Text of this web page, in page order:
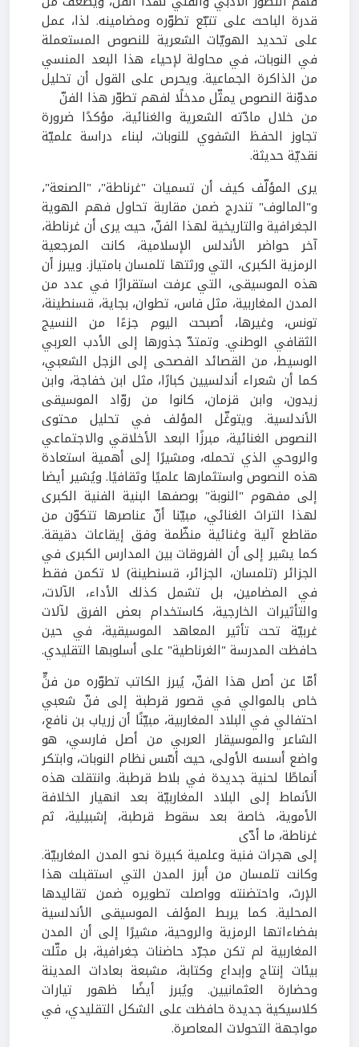
قدرة الباحث على تتبّع تطوّره ومضامينه. لذا، عمل
على تحديد الهويّات الشعرية للنصوص المستعملة
في النوبات، في محاولة لإحياء هذا البعد المنسي
من الذاكرة الجماعية. ويحرص على القول أن تحليل
مدوّنة النصوص يمثّل مدخلًا لفهم تطوّر هذا الفنّ
من خلال مادّته الشعرية والغنائية، مؤكدًا ضرورة
تجاوز الحفظ الشفوي للنوبات، لبناء دراسة علميّة
نقديّة حديثة.
يرى المؤلّف كيف أن تسميات "غرناطة"، "الصنعة"،
و"المالوف" تندرج ضمن مقاربة تحاول فهم الهوية
الجغرافية والتاريخية لهذا الفنّ، حيث يرى أن غرناطة،
آخر حواضر الأندلس الإسلامية، كانت المرجعية
الرمزية الكبرى، التي ورثتها تلمسان بامتياز. ويبرز أن
هذه الموسيقى، التي عرفت استقرارًا في عدد من
المدن المغاربية، مثل فاس، تطوان، بجاية، قسنطينة،
تونس، وغيرها، أصبحت اليوم جزءًا من النسيج
الثقافي الوطني. وتمتدّ جذورها إلى الأدب العربي
الوسيط، من القصائد الفصحى إلى الزجل الشعبي،
كما أن شعراء أندلسيين كبارًا، مثل ابن خفاجة، وابن
زيدون، وابن قزمان، كانوا من روّاد الموسيقى
الأندلسية. ويتوغّل المؤلف في تحليل محتوى
النصوص الغنائية، مبرزًا البعد الأخلاقي والاجتماعي
والروحي الذي تحمله، ومشيرًا إلى أهمية استعادة
هذه النصوص واستثمارها علميًا وثقافيًا.ويُشير أيضا
إلى مفهوم "النوبة" بوصفها البنية الفنية الكبرى
لهذا التراث الغنائي، مبيّنا أنّ عناصرها تتكوّن من
مقاطع آلية وغنائية منظّمة وفق إيقاعات دقيقة.
كما يشير إلى أن الفروقات بين المدارس الكبرى في
الجزائر (تلمسان، الجزائر، قسنطينة) لا تكمن فقط
في المضامين، بل تشمل كذلك الأداء، الآلات،
والتأثيرات الخارجية، كاستخدام بعض الفرق لآلات
غربيّة تحت تأثير المعاهد الموسيقية، في حين
حافظت المدرسة "الغرناطية" على أسلوبها التقليدي.
أمّا عن أصل هذا الفنّ، يُبرز الكاتب تطوّره من فنٍّ
خاص بالموالي في قصور قرطبة إلى فنّ شعبي
احتفالي في البلاد المغاربية، مبيّنًا أن زرياب بن نافع،
الشاعر والموسيقار العربي من أصل فارسي، هو
واضع أسسه الأولى، حيث أسّس نظام النوبات، وابتكر
أنماطًا لحنية جديدة في بلاط قرطبة. وانتقلت هذه
الأنماط إلى البلاد المغاربيّة بعد انهيار الخلافة
الأموية، خاصة بعد سقوط قرطبة، إشبيلية، ثم
غرناطة، ما أدّى
إلى هجرات فنية وعلمية كبيرة نحو المدن المغاربيّة.
وكانت تلمسان من أبرز المدن التي استقبلت هذا
الإرث، واحتضنته وواصلت تطويره ضمن تقاليدها
المحلية. كما يربط المؤلف الموسيقى الأندلسية
بفضاءاتها الرمزية والروحية، مشيرًا إلى أن المدن
المغاربية لم تكن مجرّد حاضنات جغرافية، بل مثّلت
بيئات إنتاج وإبداع وكتابة، مشبعة بعادات المدينة
وحضارة العثمانيين. ويُبرز أيضًا ظهور تيارات
كلاسيكية جديدة حافظت على الشكل التقليدي، في
مواجهة التحولات المعاصرة.